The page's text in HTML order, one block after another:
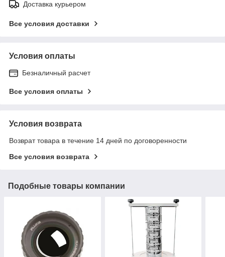
Доставка курьером
Все условия доставки
Условия оплаты
Безналичный расчет
Все условия оплаты
Условия возврата
Возврат товара в течение 14 дней по договоренности
Все условия возврата
Подобные товары компании